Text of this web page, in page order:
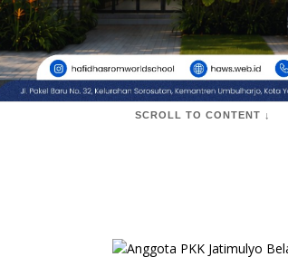
SCROLL TO CONTENT ↓